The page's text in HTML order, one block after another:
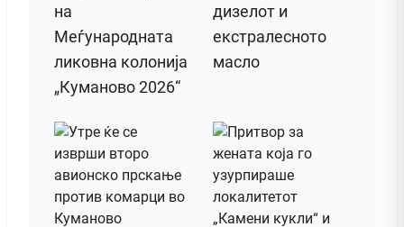
на
Меѓународната
ликовна колонија
„Куманово 2026“
дизелот и
екстралесното
масло